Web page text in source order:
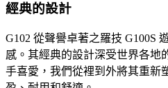
經典的設計
G102 從聲譽卓著之羅技 G100S
感。其經典的設計深受世界各地
手喜愛，我們從裡到外將其重新